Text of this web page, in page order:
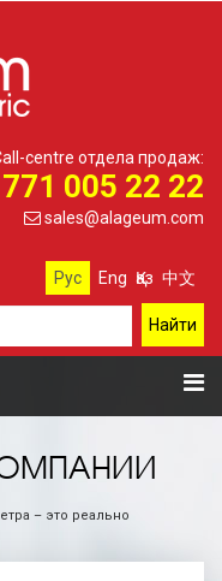
centre отдела продаж:
005 22 22
sales@alageum.com
Рус Eng Қаз 中文
– это реально